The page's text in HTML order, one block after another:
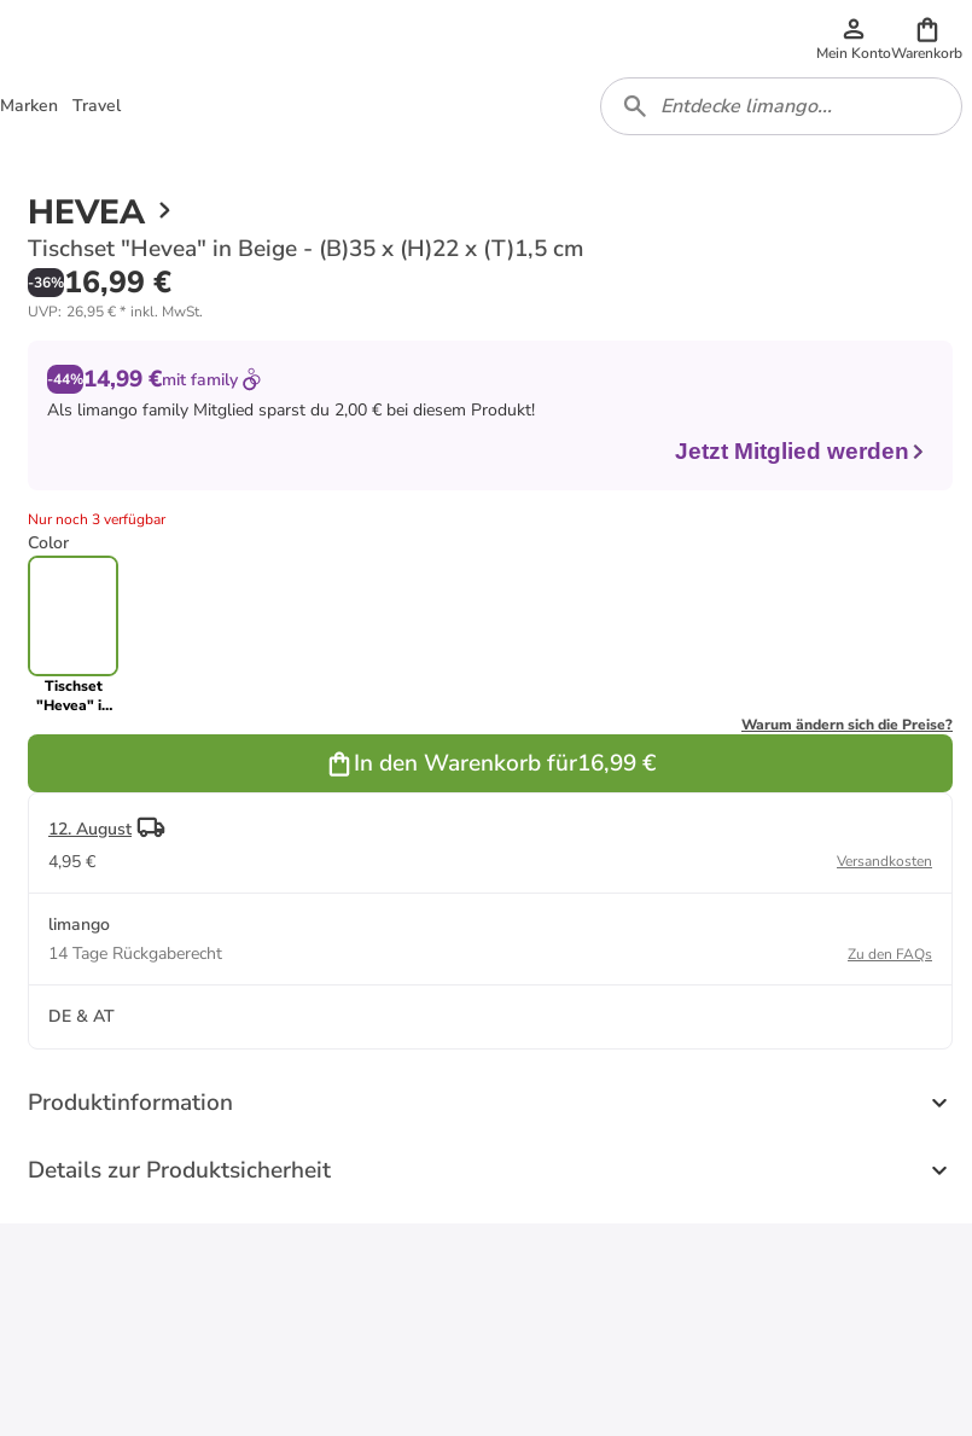
Mein KontoWarenkorb
Marken Travel
HEVEA
Tischset "Hevea" in Beige - (B)35 x (H)22 x (T)1,5 cm
-36%16,99 €
UVP: 26,95 €* inkl. MwSt.
-44%14,99 €mit family
Als limango family Mitglied sparst du 2,00 € bei diesem Produkt!
Jetzt Mitglied werden
Nur noch 3 verfügbar
Color
Tischset
"Hevea" in
Warum ändern sich die Preise?
In den Warenkorb für16,99 €
12. August
4,95 €
Versandkosten
limango
14 Tage Rückgaberecht
Zu den FAQs
DE & AT
Produktinformation
Details zur Produktsicherheit